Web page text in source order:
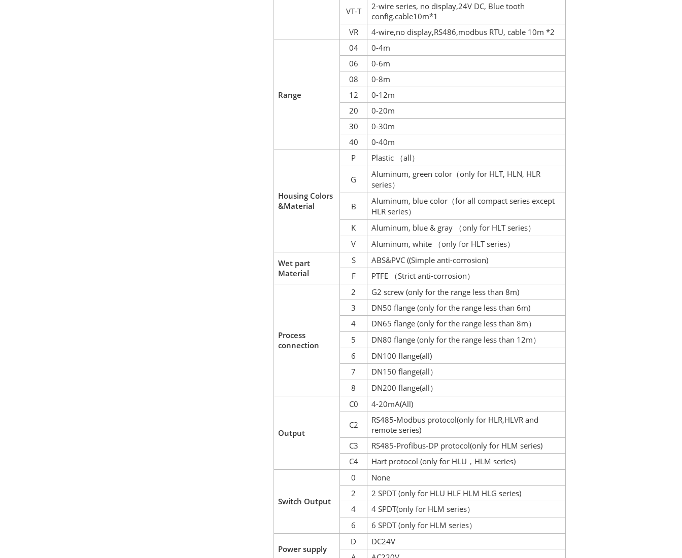
VT-T
2-wire series, no display,24V DC, Blue tooth
config.cable10m*1
VR
4-wire,no display,RS486,modbus RTU, cable 10m *2
Range
04
0-4m
06
0-6m
08
0-8m
12
0-12m
20
0-20m
30
0-30m
40
0-40m
Housing Colors
&Material
P Plastic （all）
G
Aluminum, green color （only for HLT, HLN, HLR
series）
B
Aluminum, blue color （for all compact series except
HLR series）
K Aluminum, blue & gray （only for HLT series）
V Aluminum, white （only for HLT series）
Wet part
Material
S
ABS&PVC ((Simple anti-corrosion)
F
PTFE （Strict anti-corrosion）
Process
connection
2
G2 screw (only for the range less than 8m)
3
DN50 flange (only for the range less than 6m)
4
DN65 flange (only for the range less than 8m）
5 DN80 flange (only for the range less than 12m）
6
DN100 flange(all)
7
DN150 flange(all）
8 DN200 flange(all）
Output
C0 4-20mA(All)
C2
RS485-Modbus protocol(only for HLR,HLVR and
remote series)
C3
RS485-Profibus-DP protocol(only for HLM series)
C4
Hart protocol (only for HLU ， HLM series)
Switch Output
0
None
2
2 SPDT (only for HLU HLF HLM HLG series)
4
4 SPDT(only for HLM series）
6 6 SPDT (only for HLM series）
Power supply
D
DC24V